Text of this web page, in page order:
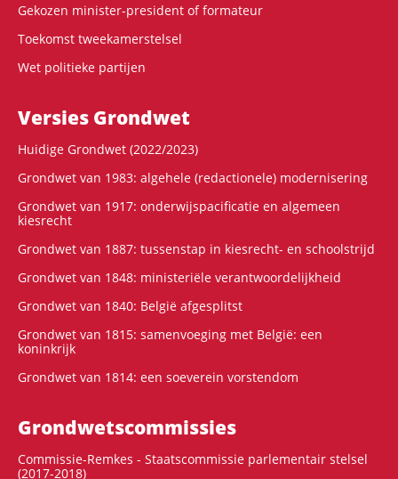
Gekozen minister-president of formateur
Toekomst tweekamerstelsel
Wet politieke partijen
Versies Grondwet
Huidige Grondwet (2022/2023)
Grondwet van 1983: algehele (redactionele) modernisering
Grondwet van 1917: onderwijspacificatie en algemeen
kiesrecht
Grondwet van 1887: tussenstap in kiesrecht- en schoolstrijd
Grondwet van 1848: ministeriële verantwoordelijkheid
Grondwet van 1840: België afgesplitst
Grondwet van 1815: samenvoeging met België: een
koninkrijk
Grondwet van 1814: een soeverein vorstendom
Grondwets­commissies
Commissie-Remkes - Staatscommissie parlementair stelsel
(2017-2018)